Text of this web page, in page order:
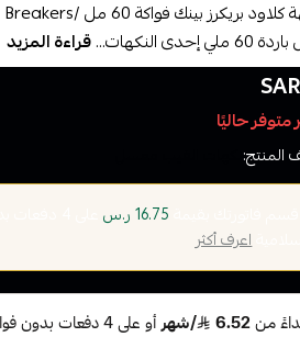
إحدى النكهات...
قراءة المزيد
متوفر حاليًا
المنتج:
16.75 ر.س على
الإسلاميةاعرف أكثر